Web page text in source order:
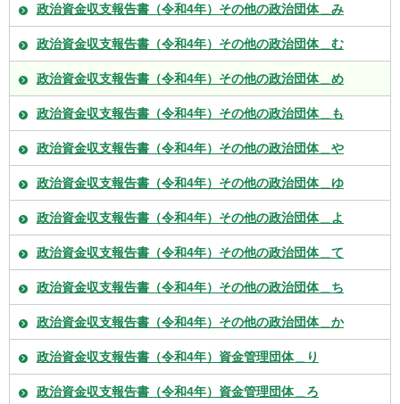
政治資金収支報告書（令和4年）その他の政治団体＿み
政治資金収支報告書（令和4年）その他の政治団体＿む
政治資金収支報告書（令和4年）その他の政治団体＿め
政治資金収支報告書（令和4年）その他の政治団体＿も
政治資金収支報告書（令和4年）その他の政治団体＿や
政治資金収支報告書（令和4年）その他の政治団体＿ゆ
政治資金収支報告書（令和4年）その他の政治団体＿よ
政治資金収支報告書（令和4年）その他の政治団体＿て
政治資金収支報告書（令和4年）その他の政治団体＿ち
政治資金収支報告書（令和4年）その他の政治団体＿か
政治資金収支報告書（令和4年）資金管理団体＿り
政治資金収支報告書（令和4年）資金管理団体＿ろ